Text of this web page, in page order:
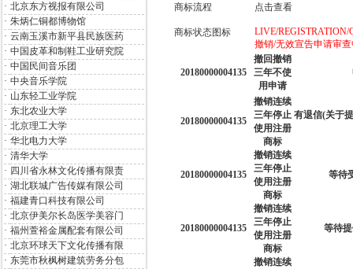
· 北京东方视报有限公司
· 朱炳仁铜都博物馆
· 云南玉溪市新平县民族医药
· 中国皮革和制鞋工业研究院
· 中国民间音乐团
· 中央音乐学院
· 山东轻工业学院
· 东北农业大学
· 北京理工大学
· 华北电力大学
· 清华大学
· 四川省永林文化传播有限责
· 湖北联城广告传媒有限公司
· 福建青口科技有限公司
· 北京伊美尔长岛医学美容门
· 福州萱裕金属配套有限公司
· 北京环球天下文化传播有限
· 东莞市秋枫树建筑劳务分包
商标流程
点击查看
商标状态图标
LIVE/REGISTRATION/
撤销/无效宣告申请审
20180000004135
撤回撤销
三年不使
用申请
20180000004135
撤销连续
三年停止
使用注册
商标
有退信(关于
20180000004135
撤销连续
三年停止
使用注册
商标
等待
20180000004135
撤销连续
三年停止
使用注册
商标
等待
撤销连续